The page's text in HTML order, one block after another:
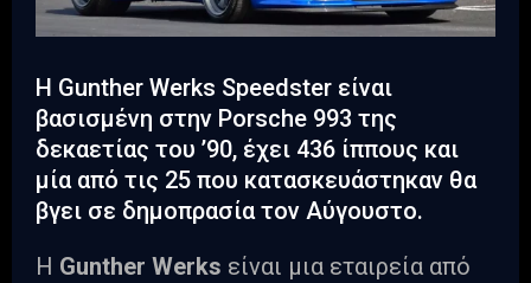
Η Gunther Werks Speedster είναι
βασισμένη στην Porsche 993 της
δεκαετίας του ’90, έχει 436 ίππους και
μία από τις 25 που κατασκευάστηκαν θα
βγει σε δημοπρασία τον Αύγουστο.
Η Gunther Werks είναι μια εταιρεία από